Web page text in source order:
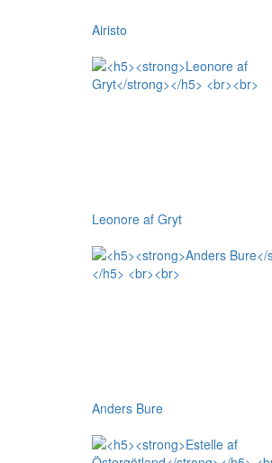
Airisto
Leonore af Gryt
Anders Bure